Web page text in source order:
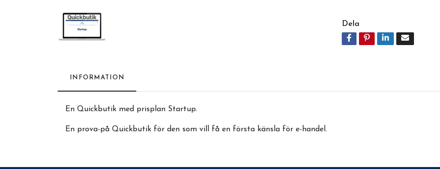
Dela
INFORMATION
En Quickbutik med prisplan Startup.
En prova-på Quickbutik för den som vill få en första känsla för e-handel.